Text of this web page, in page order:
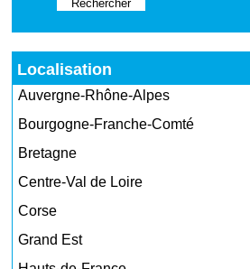
Localisation
Auvergne-Rhône-Alpes
Bourgogne-Franche-Comté
Bretagne
Centre-Val de Loire
Corse
Grand Est